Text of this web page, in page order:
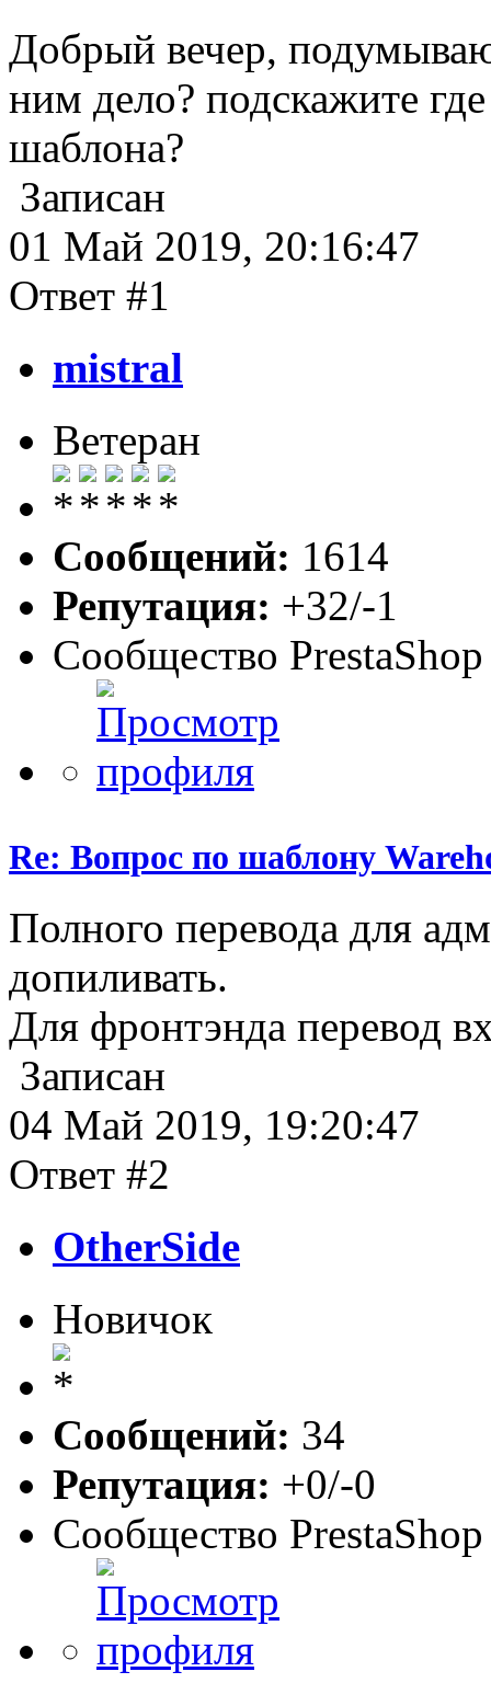
Добрый вечер,
ним дело? подскажите
шаблона?
Записан
01 Май 2019, 20:16:47
Ответ #1
mistral
Ветеран
Сообщений: 1614
Репутация: +32/-1
Сообщество PrestaShop
Re: Вопрос по шаблону
Полного перевода для
допиливать.
Для фронтэнда перевод
Записан
04 Май 2019, 19:20:47
Ответ #2
OtherSide
Новичок
Сообщений: 34
Репутация: +0/-0
Сообщество PrestaShop